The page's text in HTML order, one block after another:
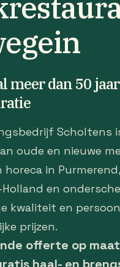
meer dan 50
Scholtens
oude en nieuwe
in
en
kwaliteit en
prijzen.
offerte op